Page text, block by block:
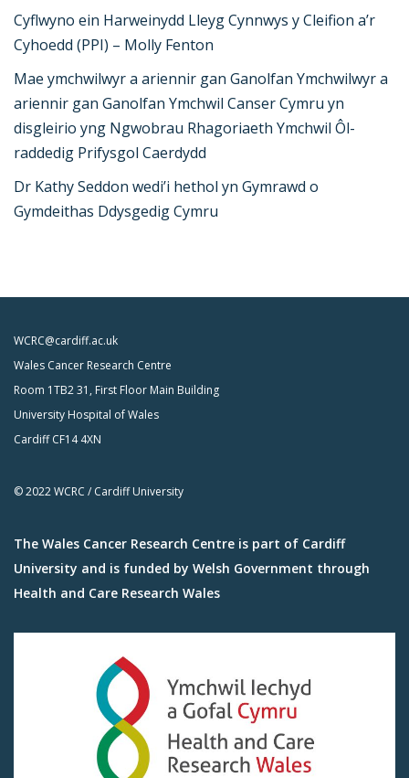
Cyflwyno ein Harweinydd Lleyg Cynnwys y Cleifion a’r
Cyhoedd (PPI) – Molly Fenton
Mae ymchwilwyr a ariennir gan Ganolfan Ymchwilwyr a
ariennir gan Ganolfan Ymchwil Canser Cymru yn
disgleirio yng Ngwobrau Rhagoriaeth Ymchwil Ôl-
raddedig Prifysgol Caerdydd
Dr Kathy Seddon wedi’i hethol yn Gymrawd o
Gymdeithas Ddysgedig Cymru
WCRC@cardiff.ac.uk
Wales Cancer Research Centre
Room 1TB2 31, First Floor Main Building
University Hospital of Wales
Cardiff CF14 4XN
© 2022 WCRC / Cardiff University
The Wales Cancer Research Centre is part of Cardiff
University and is funded by Welsh Government through
Health and Care Research Wales